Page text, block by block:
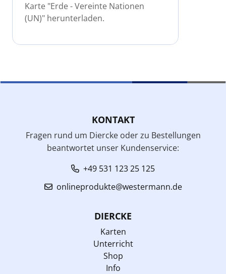
Karte "Erde - Vereinte Nationen
(UN)" herunterladen.
KONTAKT
Fragen rund um Diercke oder zu Bestellungen
beantwortet unser Kundenservice:
+49 531 123 25 125
onlineprodukte@westermann.de
DIERCKE
Karten
Unterricht
Shop
Info